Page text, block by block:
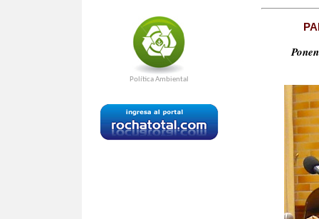
Política Ambiental